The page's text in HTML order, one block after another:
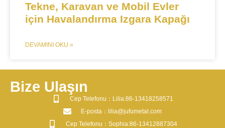
Tekne, Karavan ve Mobil Evler
için Havalandırma Izgara Kapağı​​
DEVAMINI OKU »
Bize Ulaşın
​Cep Telefonu：Lilia:86-13418258571
​E-posta​：lilia@jufumetal.com
​Cep Telefonu：Sophia:86-13412887304